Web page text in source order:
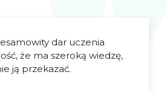
dar uczenia
że ma szeroką wiedzę,
ją przekazać.